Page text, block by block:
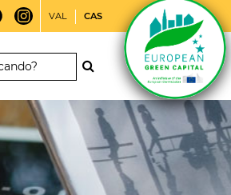
VAL CAS